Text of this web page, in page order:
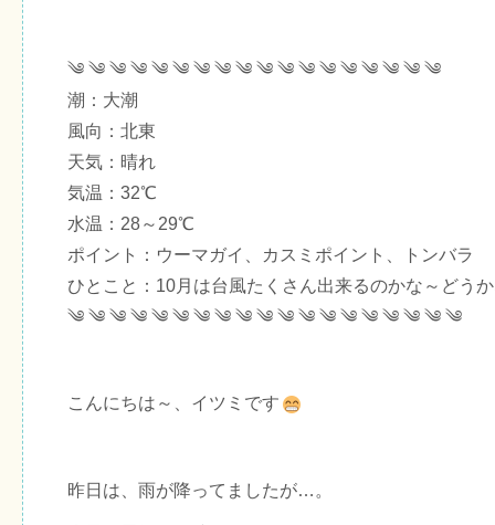
༄ ༄ ༄ ༄ ༄ ༄ ༄ ༄ ༄ ༄ ༄ ༄ ༄ ༄ ༄ ༄ ༄ ༄
潮：大潮
風向：北東
天気：晴れ
気温：32℃
水温：28～29℃
ポイント：ウーマガイ、カスミポイント、トンバラ
ひとこと：10月は台風たくさん出来るのかな～どう
༄ ༄ ༄ ༄ ༄ ༄ ༄ ༄ ༄ ༄ ༄ ༄ ༄ ༄ ༄ ༄ ༄ ༄ ༄
こんにちは～、イツミです
昨日は、雨が降ってましたが…。